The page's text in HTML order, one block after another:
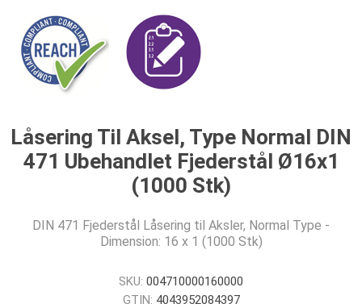
Låsering Til Aksel, Type Normal DIN
471 Ubehandlet Fjederstål Ø16x1
(1000 Stk)
DIN 471 Fjederstål Låsering til Aksler, Normal Type -
Dimension: 16 x 1 (1000 Stk)
SKU: 004710000160000
GTIN: 4043952084397